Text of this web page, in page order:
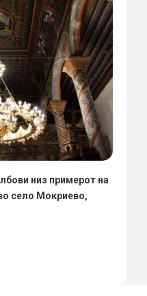
низ примерот на
село Мокриево,